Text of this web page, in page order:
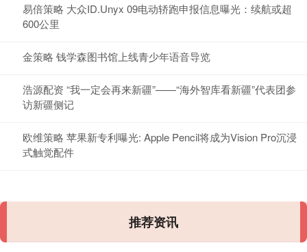
易倍策略 大众ID.Unyx 09电动轿跑申报信息曝光：续航或超
600公里
金策略 钱学森图书馆上线青少年语音导览
浩源配资 “我一定会再来新疆”——“海外智库看新疆”代表团参
访新疆侧记
欧维策略 苹果新专利曝光: Apple Pencil将成为Vision Pro沉浸
式触觉配件
推荐资讯